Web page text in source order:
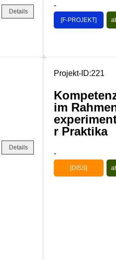
Details
-
[F-PROJEKT]
Details
Projekt-ID:221
im
r Praktika
-
[DISS]